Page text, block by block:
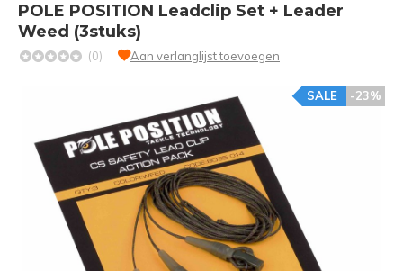
POLE POSITION Leadclip Set + Leader
Weed (3stuks)
(0) Aan verlanglijst toevoegen
-23%
SALE